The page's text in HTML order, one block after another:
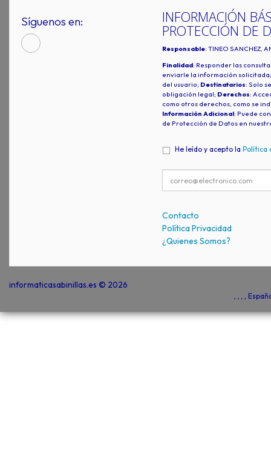
Síguenos en: INFORMACIÓN
PROTECCIÓN DE
Responsable: TINEO SANCHEZ,
Finalidad: Responder las
enviarle la información
del usuario; Destinatarios: Solo
obligación legal; Derechos:
como otros derechos, como se
Información Adicional: Puede
de Protección de Datos en
He leído y acepto la Política
Contacto
Política Privacidad
¿Quienes Somos?
informaticasabinillas.es © 2026
, , , ,